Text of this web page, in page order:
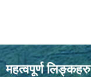
महत्वपूर्ण लिङ्कहरु